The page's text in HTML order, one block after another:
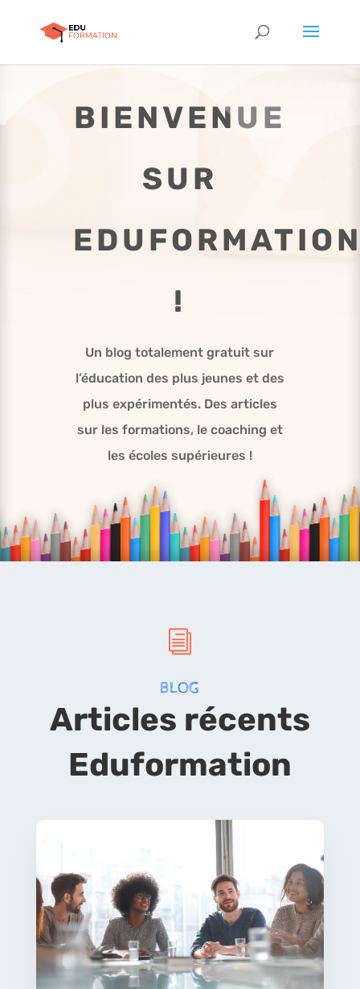
BIENVENUE
SUR
!
Un blog totalement gratuit sur
l’éducation des plus jeunes et des
plus expérimentés. Des articles
sur les formations, le coaching et
les écoles supérieures !
i
BLOG
Articles récents
Eduformation